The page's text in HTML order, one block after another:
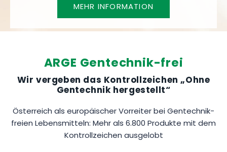
MEHR INFORMATION
MEHR INFORMATION
MEHR INFORMATION
ARGE Gentechnik-frei
Wir vergeben das Kontrollzeichen „Ohne
Gentechnik hergestellt“
Österreich als europäischer Vorreiter bei Gentechnik-
freien Lebensmitteln: Mehr als 6.800 Produkte mit dem
Kontrollzeichen ausgelobt